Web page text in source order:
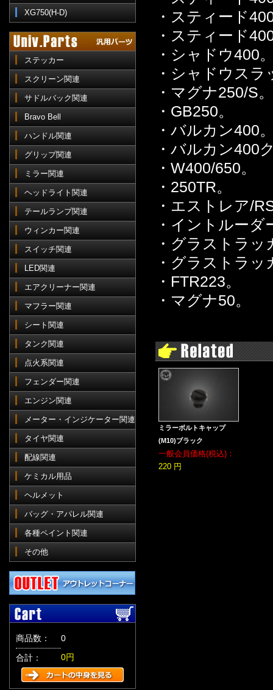
XG750(H-D)
ステッカー
スクリーン関連
サドルバック関連
Bravo Bell
ハンドル関連
グリップ関連
ミラー関連
ヘッドライト関連
テールランプ関連
ウィンカー関連
スイッチ関連
LED関連
エアクリーナー関連
マフラー関連
シート関連
タンク関連
点火系関連
フェンダー関連
エンジン関連
メーター・インジケーター関連
タイヤ関連
配線関連
ケミカル用品
ヘルメット
バッグ・アパレル関連
各種ペイント関連
その他
商品数：
0
合計：
0円
・スティード
・スティード
・シャドウ400
・シャドウス
・マグナ250/S。
・GB250。
・バルカン400
・バルカン400
・W400/650。
・250TR。
・エストレア/
・イントルー
・グラストラッ
・グラストラ
・FTR223。
・マグナ50。
ミラーボルトキャップ
(M10)ブラック
一般会員価格(税込)：
220 円